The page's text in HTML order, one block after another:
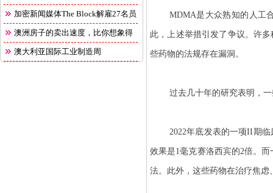
多 加密新闻媒体The Block解雇27名员
澳洲房子的卖出速度，比你想象得
快 澳大利亚国际工业制造周
MDMA是大众熟知的人工
此，上述举措引发了争议。许
些药物的法规存在漏洞。
过去几十年的研究表明，
2022年底发表的一项II期
效果是1毫克赛洛西宾的2倍。
法。此外，这些药物在治疗焦